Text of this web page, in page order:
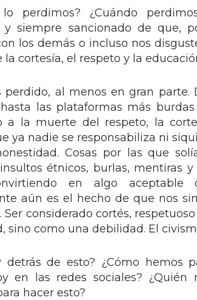
lo perdimos? ¿Cuándo
y siempre sancionado de que,
los demás o incluso nos
la cortesía, el respeto y la
perdido, al menos en gran parte.
las plataformas más
a la muerte del respeto, la
ya nadie se responsabiliza ni
Cosas por las que
étnicos, burlas, mentiras
en algo aceptable
aún es el hecho de que nos
Ser considerado cortés,
sino como una debilidad. El
detrás de esto? ¿Cómo hemos
en las redes sociales?
hacer esto?